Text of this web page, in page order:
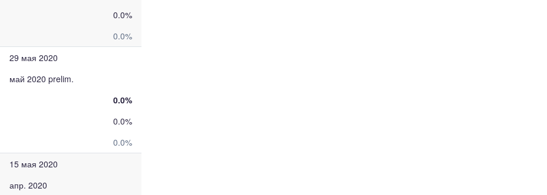
0.0%
0.0%
29 мая 2020
май 2020 prelim.
0.0%
0.0%
0.0%
15 мая 2020
апр. 2020